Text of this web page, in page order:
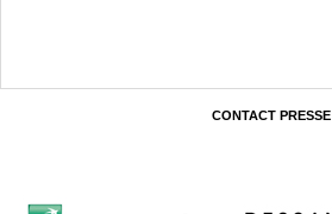
CONTACT PRESSE